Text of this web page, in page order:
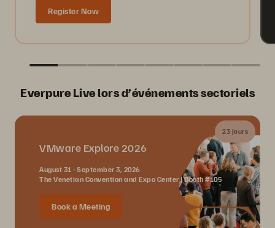
Register Now
Everpure Live lors d’événements sectoriels
23 Jours
VMware Explore 2026
August 31 - September 3, 2026
The Venetian Convention and Expo Center | Booth #105
Book a Meeting